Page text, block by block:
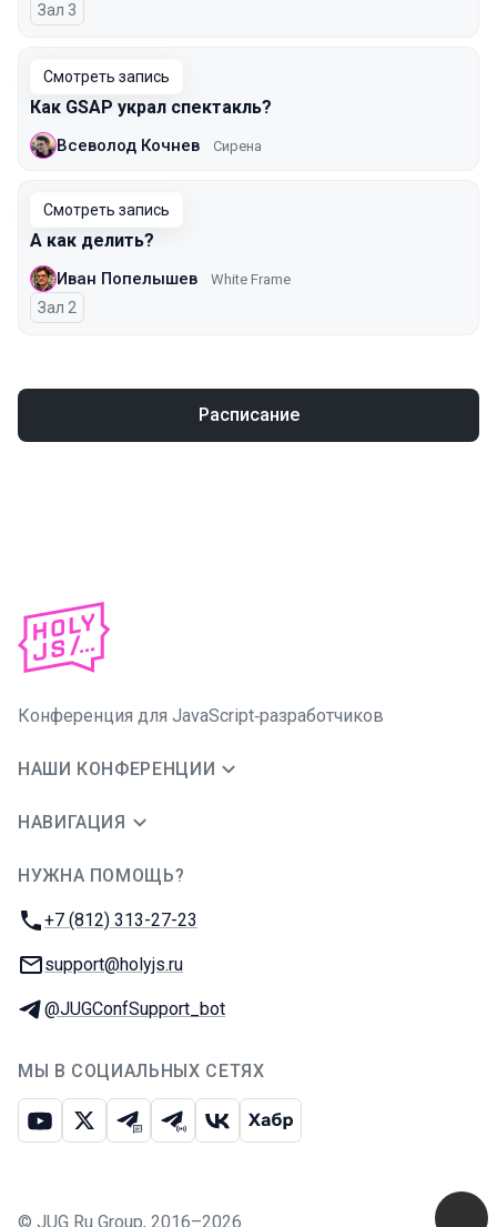
Зал 3
Смотреть запись
Как GSAP украл спектакль?
Всеволод Кочнев Сирена
Смотреть запись
А как делить?
Иван Попелышев White Frame
Зал 2
Расписание
Конференция для JavaScript‑разработчиков
НАШИ КОНФЕРЕНЦИИ
НАВИГАЦИЯ
НУЖНА ПОМОЩЬ?
Телефон:
+7 (812) 313-27-23
E-mail:
support@holyjs.ru
Телеграм:
@JUGConfSupport_bot
МЫ В СОЦИАЛЬНЫХ СЕТЯХ
ЮтубИкс Телеграм-чат
Телеграм-канал
ВКонтакте
Хабр
© JUG Ru Group, 2016–2026